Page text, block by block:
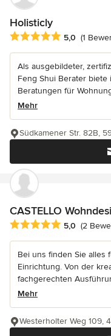
Holisticly
Durchschnittliche
5,0 (1
Als ausgebildeter,
Feng Shui Berater
Beratungen für
Mehr
Südkamener Str. 82B,
CASTELLO
Durchschnittliche
5,0 (2
Bei uns finden Sie alles
Einrichtung. Von der
fachgerechten
Mehr
Westerholter Weg 109,